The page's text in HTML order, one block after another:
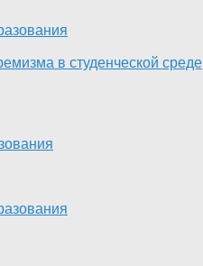
в студенческой среде